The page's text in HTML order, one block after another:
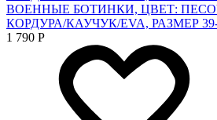
ВОЕННЫЕ БОТИНКИ, ЦВЕТ:
КОРДУРА/КАУЧУК/EVA, РАЗМЕР
1 790 Р